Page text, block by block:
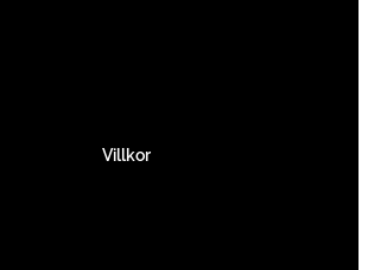
Villkor